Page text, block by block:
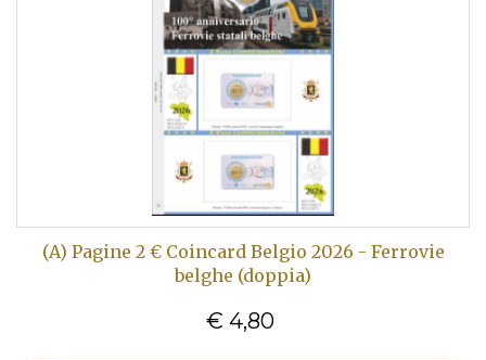
(A) Pagine 2 € Coincard Belgio 2026 - Ferrovie
belghe (doppia)
€ 4,80